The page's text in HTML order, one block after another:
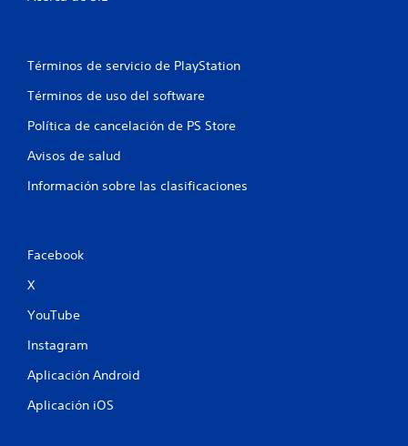
Términos de servicio de PlayStation
Términos de uso del software
Política de cancelación de PS Store
Avisos de salud
Información sobre las clasificaciones
Facebook
X
YouTube
Instagram
Aplicación Android
Aplicación iOS